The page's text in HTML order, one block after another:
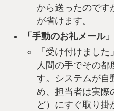
から送ったので
が省けます。
「手動のお礼メール
「受け付けました
人間の手でその都
す。システムが自
め、担当者は実際
ど）にすぐ取り掛